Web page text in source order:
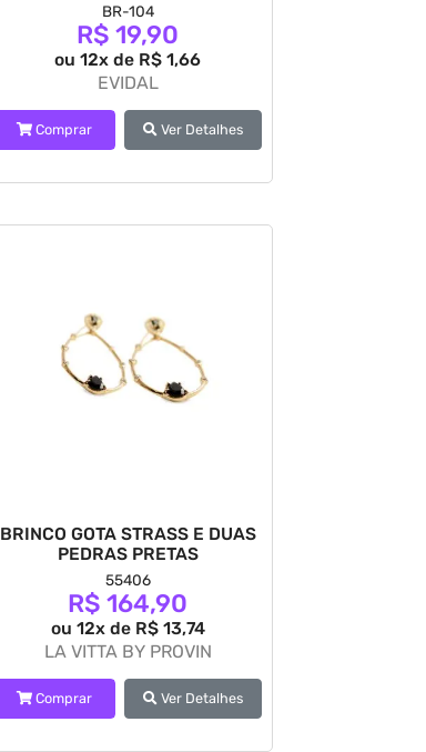
BR-104
R$ 19,90
ou 12x de R$ 1,66
EVIDAL
Comprar Ver Detalhes
BRINCO GOTA STRASS E DUAS
PEDRAS PRETAS
55406
R$ 164,90
ou 12x de R$ 13,74
LA VITTA BY PROVIN
Comprar Ver Detalhes